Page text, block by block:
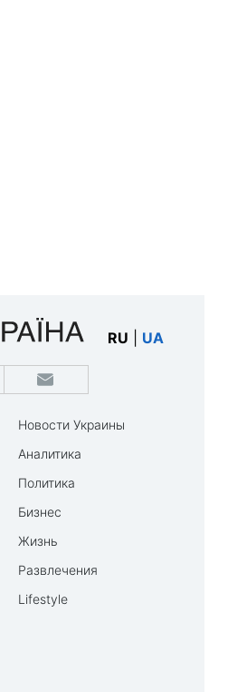
RU UA
Новости Украины
Аналитика
Политика
Бизнес
Жизнь
Развлечения
Lifestyle